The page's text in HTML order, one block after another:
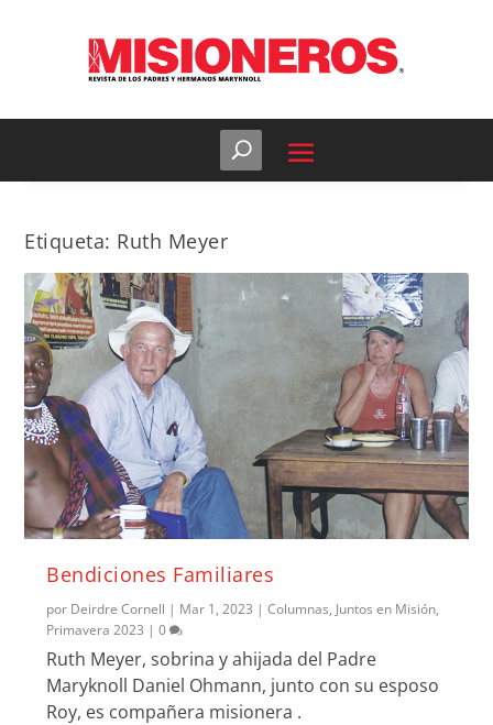
Etiqueta: Ruth Meyer
Bendiciones Familiares
por Deirdre Cornell | Mar 1, 2023 |Columnas, Juntos en Misión,
Primavera 2023 |0
Ruth Meyer, sobrina y ahijada del Padre
Maryknoll Daniel Ohmann, junto con su esposo
Roy, es compañera misionera .